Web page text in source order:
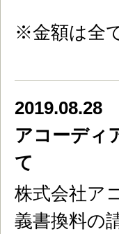
※金額は全
2019.08.28
アコーディ
て
株式会社ア
義書換料の